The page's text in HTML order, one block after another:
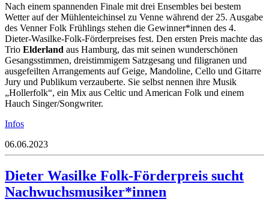
Nach einem spannenden Finale mit drei Ensembles bei bestem
Wetter auf der Mühlenteichinsel zu Venne während der 25. Ausgabe
des Venner Folk Frühlings stehen die Gewinner*innen des 4.
Dieter-Wasilke-Folk-Förderpreises fest. Den ersten Preis machte das
Trio Elderland aus Hamburg, das mit seinen wunderschönen
Gesangsstimmen, dreistimmigem Satzgesang und filigranen und
ausgefeilten Arrangements auf Geige, Mandoline, Cello und Gitarre
Jury und Publikum verzauberte. Sie selbst nennen ihre Musik
„Hollerfolk“, ein Mix aus Celtic und American Folk und einem
Hauch Singer/Songwriter.
Infos
06.06.2023
Dieter Wasilke Folk-Förderpreis sucht
Nachwuchsmusiker*innen